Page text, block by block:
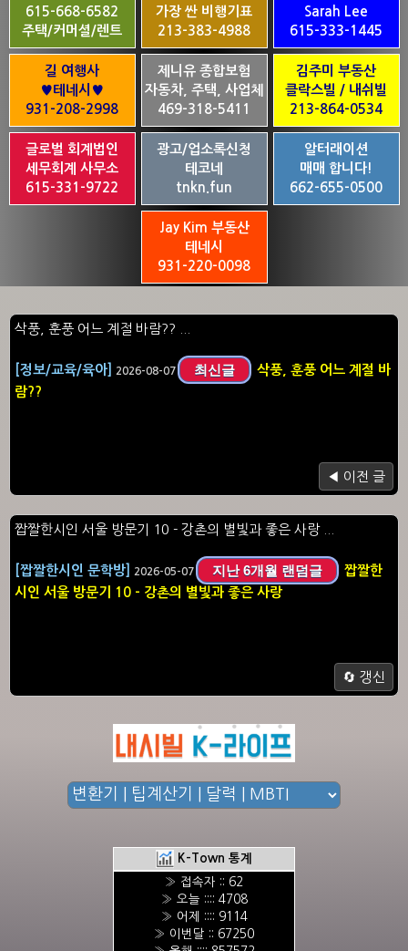
615-668-6582
주택/커머셜/렌트
가장 싼 비행기표
213-383-4988
Sarah Lee
615-333-1445
길 여행사
♥테네시♥
931-208-2998
제니유 종합보험
자동차, 주택, 사업체
469-318-5411
김주미 부동산
클락스빌 / 내쉬빌
213-864-0534
글로벌 회계법인
세무회계 사무소
615-331-9722
광고/업소록신청
테코네
tnkn.fun
알터래이션
매매 합니다!
662-655-0500
Jay Kim 부동산
테네시
931-220-0098
삭풍, 훈풍 어느 계절 바람?? ...
[정보/교육/육아] 2026-08-07 최신글
삭풍, 훈풍 어느 계절 바
람??
◀ 이전 글
짭짤한시인 서울 방문기 10 - 강촌의 별빛과 좋은 사랑 ...
[짭짤한시인 문학방] 2026-05-07 지난 6개월 랜덤글
짭짤한
시인 서울 방문기 10 - 강촌의 별빛과 좋은 사랑
🔄 갱신
K-Town 통계
» 접속자 :: 62
» 오늘 :::: 4708
» 어제 :::: 9114
» 이번달 :: 67250